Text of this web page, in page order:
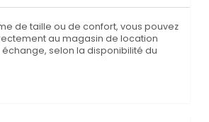
de taille ou de confort, vous pouvez
au magasin de location
selon la disponibilité du